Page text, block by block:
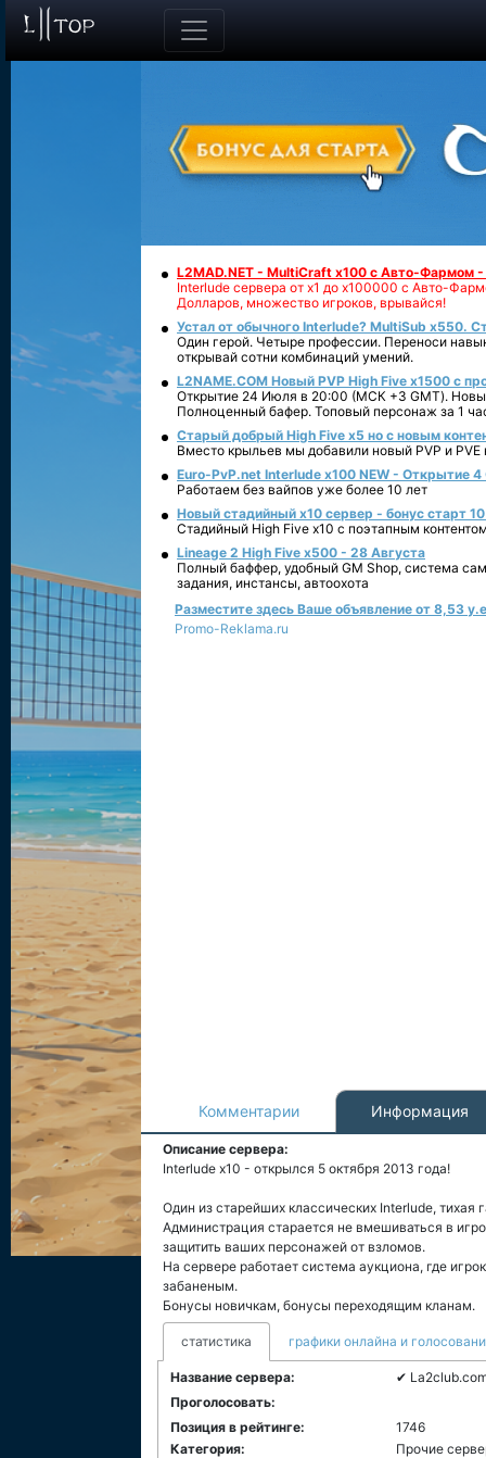
L2MAD.NET - MultiCraft x100 с Авто-Фармом
Interlude сервера от х1 до х100000 с Авто-
Долларов, множество игроков, врывайся!
Устал от обычного Interlude? MultiSub x550.
Один герой. Четыре профессии. Переноси
открывай сотни комбинаций умений.
L2NAME.COM Новый PVP High Five x1500 с
Открытие 24 Июля в 20:00 (МСК +3 GMT).
Полноценный бафер. Топовый персонаж за 1
Старый добрый High Five x5 но с новым
Вместо крыльев мы добавили новый PVP и PVE
Euro-PvP.net Interlude х100 NEW - Открытие 4
Работаем без вайпов уже более 10 лет
Новый стадийный х10 сервер - бонус старт
Стадийный High Five x10 с поэтапным
Lineage 2 High Five x500 - 28 Августа
Полный баффер, удобный GM Shop, система
задания, инстансы, автоохота
Разместите здесь Ваше объявление от 8,53
Promo-Reklama.ru
Комментарии Информация
Описание сервера:
Interlude x10 - открылся 5 октября 2013 года!
Один из старейших классических Interlude, тихая
Администрация старается не вмешиваться в
защитить ваших персонажей от взломов.
На сервере работает система аукциона, где
забаненым.
Бонусы новичкам, бонусы переходящим кланам.
статистика графики онлайна и
Название сервера:
✔
Проголосовать:
Позиция в рейтинге:
1746
Категория:
Прочие